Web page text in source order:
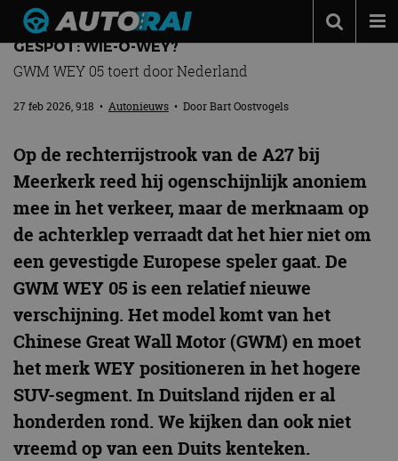
Automerken
Contact
MotorRAI.nl
GESPOT: WIE-O-WEY?
GWM WEY 05 toert door Nederland
27 feb 2026, 9:18 • Autonieuws • DoorBart Oostvogels
Op de rechterrijstrook van de A27 bij
Meerkerk reed hij ogenschijnlijk anoniem
mee in het verkeer, maar de merknaam op
de achterklep verraadt dat het hier niet om
een gevestigde Europese speler gaat. De
GWM WEY 05 is een relatief nieuwe
verschijning. Het model komt van het
Chinese Great Wall Motor (GWM) en moet
het merk WEY positioneren in het hogere
SUV-segment. In Duitsland rijden er al
honderden rond. We kijken dan ook niet
vreemd op van een Duits kenteken.